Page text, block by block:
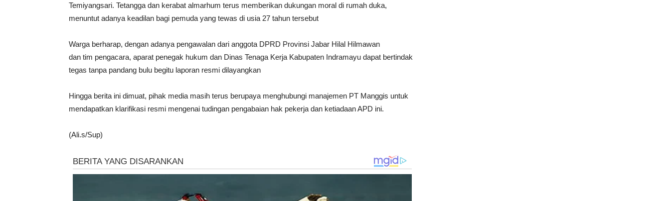
Temiyangsari. Tetangga dan kerabat almarhum terus memberikan dukungan moral di rumah duka,
menuntut adanya keadilan bagi pemuda yang tewas di usia 27 tahun tersebut
Warga berharap, dengan adanya pengawalan dari anggota DPRD Provinsi Jabar Hilal Hilmawan
dan tim pengacara, aparat penegak hukum dan Dinas Tenaga Kerja Kabupaten Indramayu dapat bertindak
tegas tanpa pandang bulu begitu laporan resmi dilayangkan
Hingga berita ini dimuat, pihak media masih terus berupaya menghubungi manajemen PT Manggis untuk
mendapatkan klarifikasi resmi mengenai tudingan pengabaian hak pekerja dan ketiadaan APD ini.
(Ali.s/Sup)